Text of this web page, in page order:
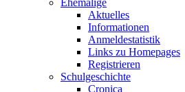
Ehemalige
Aktuelles
Informationen
Anmeldestatistik
Links zu Homepages
Registrieren
Schulgeschichte
Cronica